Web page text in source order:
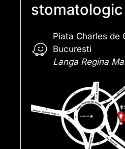
Piata Charles de
Bucuresti
Langa Regina